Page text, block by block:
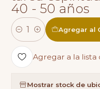
40 - 50 años
Cantidad
Agregar al
Agregar a la lista
Mostrar stock de